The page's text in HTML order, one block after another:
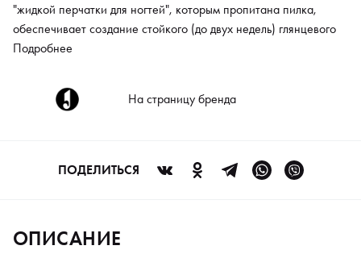
"жидкой перчатки для ногтей", которым пропитана пилка,
обеспечивает создание стойкого (до двух недель) глянцевого
барьера на поверхности ногтевой пластины. Придает
пигмента. Изготовлена с использованием натурального
японского абразива и всех химических составляющих.
Подробнее
На страницу бренда
ПОДЕЛИТЬСЯ
ОПИСАНИЕ